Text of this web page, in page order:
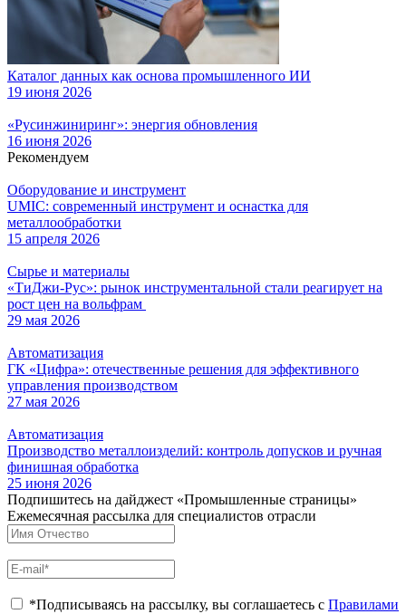
Каталог данных как основа промышленного ИИ
19 июня 2026
«Русинжиниринг»: энергия обновления
16 июня 2026
Рекомендуем
Оборудование и инструмент
UMIC: современный инструмент и оснастка для
металлообработки
15 апреля 2026
Сырье и материалы
«ТиДжи-Рус»: рынок инструментальной стали реагирует на
рост цен на вольфрам
29 мая 2026
Автоматизация
ГК «Цифра»: отечественные решения для эффективного
управления производством
27 мая 2026
Автоматизация
Производство металлоизделий: контроль допусков и ручная
финишная обработка
25 июня 2026
Подпишитесь на дайджест «Промышленные страницы»
Ежемесячная рассылка для специалистов отрасли
*Подписываясь на рассылку, вы соглашаетесь с Правилами